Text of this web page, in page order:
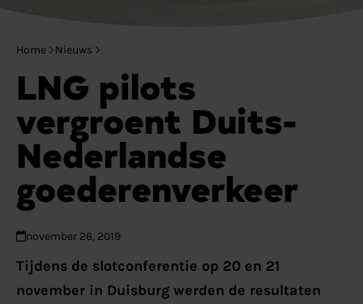
Home Nieuws
LNG pilots
vergroent Duits-
Nederlandse
goederenverkeer
november 26, 2019
Tijdens de slotconferentie op 20 en 21
november in Duisburg werden de resultaten